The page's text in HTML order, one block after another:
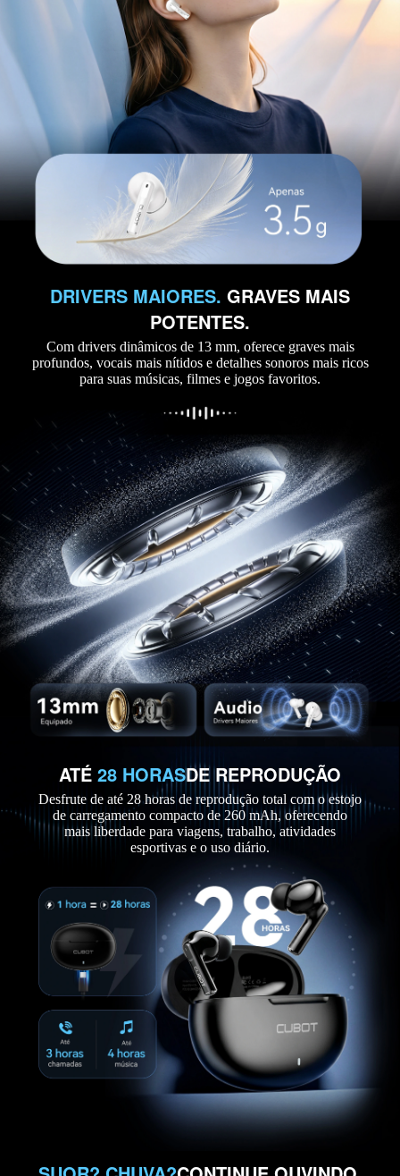
DRIVERS MAIORES. GRAVES MAIS
POTENTES.
Com drivers dinâmicos de 13 mm, oferece graves mais
profundos, vocais mais nítidos e detalhes sonoros mais ricos
para suas músicas, filmes e jogos favoritos.
ATÉ 28 HORASDE REPRODUÇÃO
Desfrute de até 28 horas de reprodução total com o estojo
de carregamento compacto de 260 mAh, oferecendo
mais liberdade para viagens, trabalho, atividades
esportivas e o uso diário.